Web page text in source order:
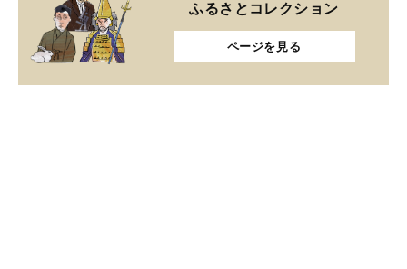
ふるさとコレクション
ページを見る